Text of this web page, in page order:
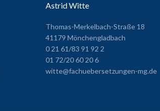
Astrid Witte
Thomas-Merkelbach-Straße 18
41179 Mönchengladbach
0 21 61/83 91 92 2
01 72/20 60 20 6
witte@fachuebersetzungen-mg.de